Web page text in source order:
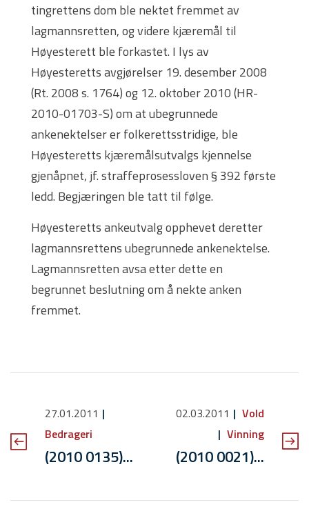
tingrettens dom ble nektet fremmet av
lagmannsretten, og videre kjæremål til
Høyesterett ble forkastet. I lys av
Høyesteretts avgjørelser 19. desember 2008
(Rt. 2008 s. 1764) og 12. oktober 2010 (HR-
2010-01703-S) om at ubegrunnede
ankenektelser er folkerettsstridige, ble
Høyesteretts kjæremålsutvalgs kjennelse
gjenåpnet, jf. straffeprosessloven § 392 første
ledd. Begjæringen ble tatt til følge.
Høyesteretts ankeutvalg opphevet deretter
lagmannsrettens ubegrunnede ankenektelse.
Lagmannsretten avsa etter dette en
begrunnet beslutning om å nekte anken
fremmet.
27.01.2011
Bedrageri
(2010 0135)...
02.03.2011
Vold
Vinning
(2010 0021)...